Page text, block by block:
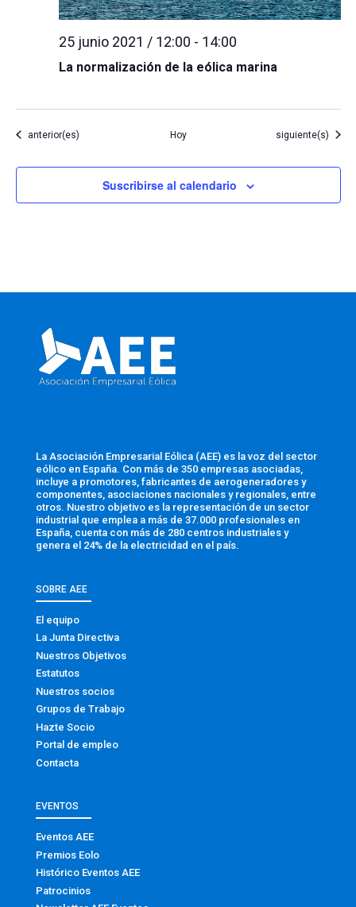
La normalización de la eólica marina
25 junio 2021 / 12:00 - 14:00
Eventos
anterior(es) Hoy Eventos
siguiente(s)
Suscribirse al calendario
La Asociación Empresarial Eólica (AEE) es la voz del sector
eólico en España. Con más de 350 empresas asociadas,
incluye a promotores, fabricantes de aerogeneradores y
componentes, asociaciones nacionales y regionales, entre
otros. Nuestro objetivo es la representación de un sector
industrial que emplea a más de 37.000 profesionales en
España, cuenta con más de 280 centros industriales y
genera el 24% de la electricidad en el país.
SOBRE AEE
El equipo
La Junta Directiva
Nuestros Objetivos
Estatutos
Nuestros socios
Grupos de Trabajo
Hazte Socio
Portal de empleo
Contacta
EVENTOS
Eventos AEE
Premios Eolo
Histórico Eventos AEE
Patrocinios